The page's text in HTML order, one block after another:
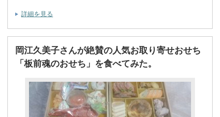
詳細を見る
岡江久美子さんが絶賛の人気お取り寄せおせち
「板前魂のおせち」を食べてみた。